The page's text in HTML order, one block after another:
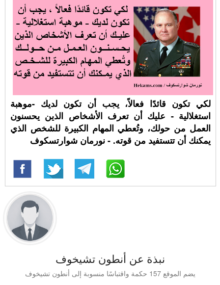
لكي تكون قائدًا فعالاً، يجب أن تكون لديك -موهبة
استغلالية - عليك أن تعرف الأشخاص الذين يحسنون
العمل من حولك، وتُعطي المهام الكبيرة للشخص الذي
يمكنك أن تتستفيد من قوته. - نورمان شوارتسكوف
نبذة عن أنطون تشيخوف
يضم الموقع 157 حكمة واقتباسًا منسوبة إلى أنطون تشيخوف